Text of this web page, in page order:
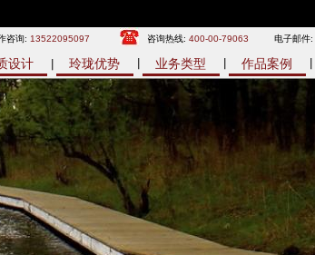
咨询: 13522095097 咨询热线: 400-00-79063 电子邮件:
设计 玲珑优势 业务类型 作品案例